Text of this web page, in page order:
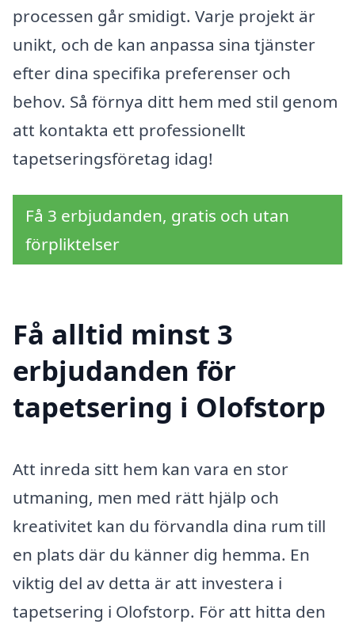
processen går smidigt. Varje projekt är
unikt, och de kan anpassa sina tjänster
efter dina specifika preferenser och
behov. Så förnya ditt hem med stil genom
att kontakta ett professionellt
tapetseringsföretag idag!
Få 3 erbjudanden, gratis och utan
förpliktelser
Få alltid minst 3
erbjudanden för
tapetsering i Olofstorp
Att inreda sitt hem kan vara en stor
utmaning, men med rätt hjälp och
kreativitet kan du förvandla dina rum till
en plats där du känner dig hemma. En
viktig del av detta är att investera i
tapetsering i Olofstorp. För att hitta den